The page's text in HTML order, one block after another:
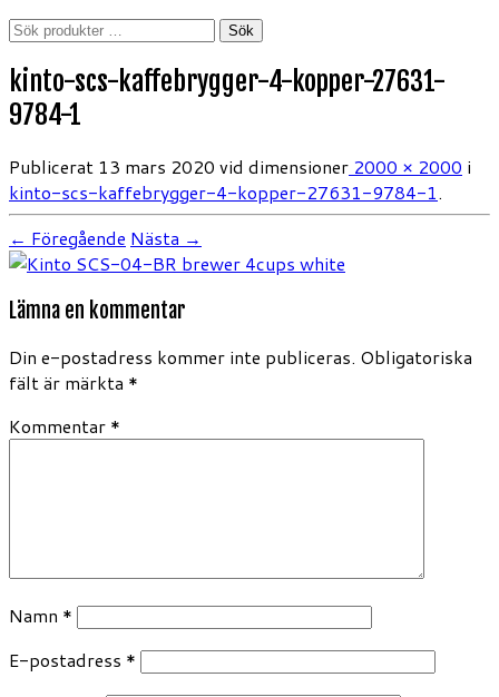
Sök
Sök
kinto-scs-kaffebrygger-4-kopper-27631-
9784-1
Publicerat 13 mars 2020 vid dimensioner 2000 × 2000 i
kinto-scs-kaffebrygger-4-kopper-27631-9784-1.
← Föregående Nästa →
Lämna en kommentar
Din e-postadress kommer inte publiceras. Obligatoriska
fält är märkta *
Kommentar *
Namn *
E-postadress *